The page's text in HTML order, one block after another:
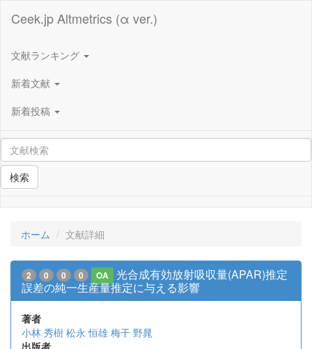
Ceek.jp Altmetrics (α ver.)
文献ランキング
新着文献
新着投稿
検索
ホーム 文献詳細
2 0 0 0 OA
光合成有効放射吸収量(APAR)推定
誤差の純一生産量推定に与える影響
著者
小林 秀樹 松永 恒雄 梅干 野晁
出版者